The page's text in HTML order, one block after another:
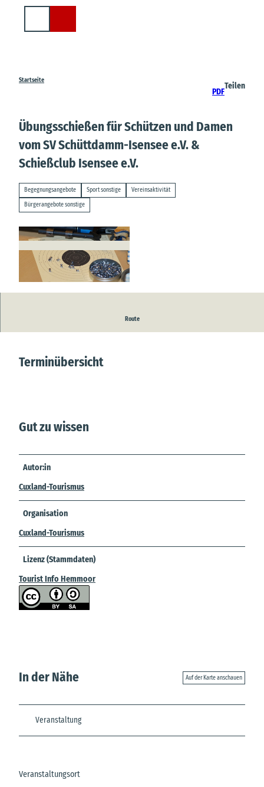
Startseite
PDF
Teilen
Übungsschießen für Schützen und Damen
vom SV Schüttdamm-Isensee e.V. &
Schießclub Isensee e.V.
Begegnungsangebote Sport sonstige Vereinsaktivität
Bürgerangebote sonstige
Route
Übungsschießen für Schützen und Damen
Terminübersicht
Gut zu wissen
Autor:in
Cuxland-Tourismus
Organisation
Cuxland-Tourismus
Lizenz (Stammdaten)
Tourist Info Hemmoor
In der Nähe Auf der Karte anschauen
Veranstaltung
Veranstaltungsort